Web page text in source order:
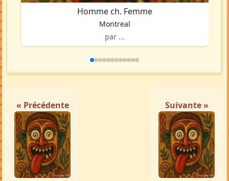
Homme ch. Femme
Montreal
par ...
« Précédente Suivante »